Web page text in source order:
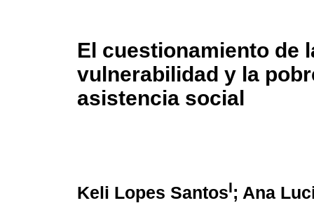
El cuestionamiento de
vulnerabilidad y la
asistencia social
Keli Lopes SantosI; Ana